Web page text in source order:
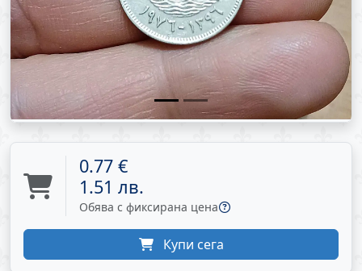
0.77 €
1.51 лв.
Обява с фиксирана цена
Купи сега